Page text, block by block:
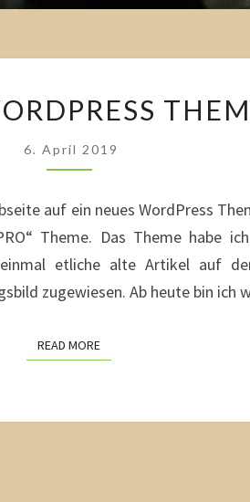
WORDPRESS
THEME
6. April 2019
auf ein neues WordPress
Theme. Das Theme habe
etliche alte Artikel auf
zugewiesen. Ab heute bin ich
READ MOREREAD MORE